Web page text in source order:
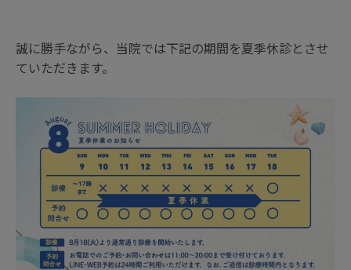
誠に勝手ながら、当院では下記の期間を夏季休診とさせ
ていただきます。